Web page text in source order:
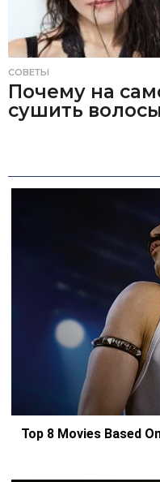
СОВЕТЫ
Почему на
сушить